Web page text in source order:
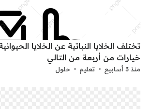
تختلف الخلايا النباتية عن الخلايا
خيارات من أربعة من التالي
منذ 3 أسابيع تعليم حلول